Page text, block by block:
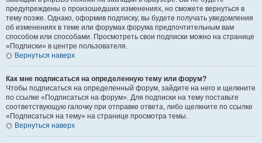
предупреждены о произошедших изменениях, но сможете вернуться в
тему позже. Однако, оформив подписку, вы будете получать уведомления
об изменениях в теме или форумах форума предпочтительным вам
способом или способами. Просмотреть свои подписки можно на странице
«Подписки» в центре пользователя.
Вернуться наверх
Как мне подписаться на определенную тему или форум?
Чтобы подписаться на определенный форум, зайдите на него и щелкните
по ссылке «Подписаться на форум». Для подписки на тему поставьте
соответствующую галочку при отправке ответа, либо щелкните по ссылке
«Подписаться на тему» на странице просмотра темы.
Вернуться наверх